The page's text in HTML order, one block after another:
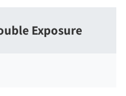
Exposure